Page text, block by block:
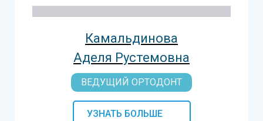
Камальдинова
Аделя Рустемовна
ВЕДУЩИЙ ОРТОДОНТ
УЗНАТЬ БОЛЬШЕ